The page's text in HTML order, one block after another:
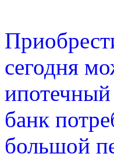
сегодня
ипотечный
банк
большой